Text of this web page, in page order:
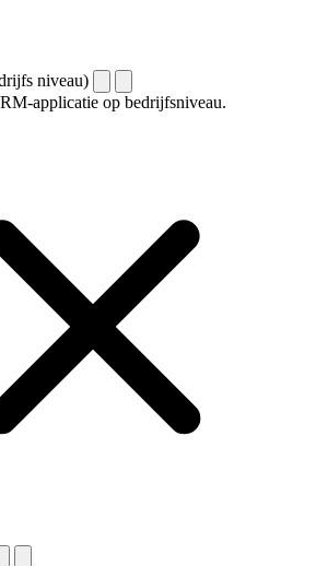
niveau)
applicatie op bedrijfsniveau.